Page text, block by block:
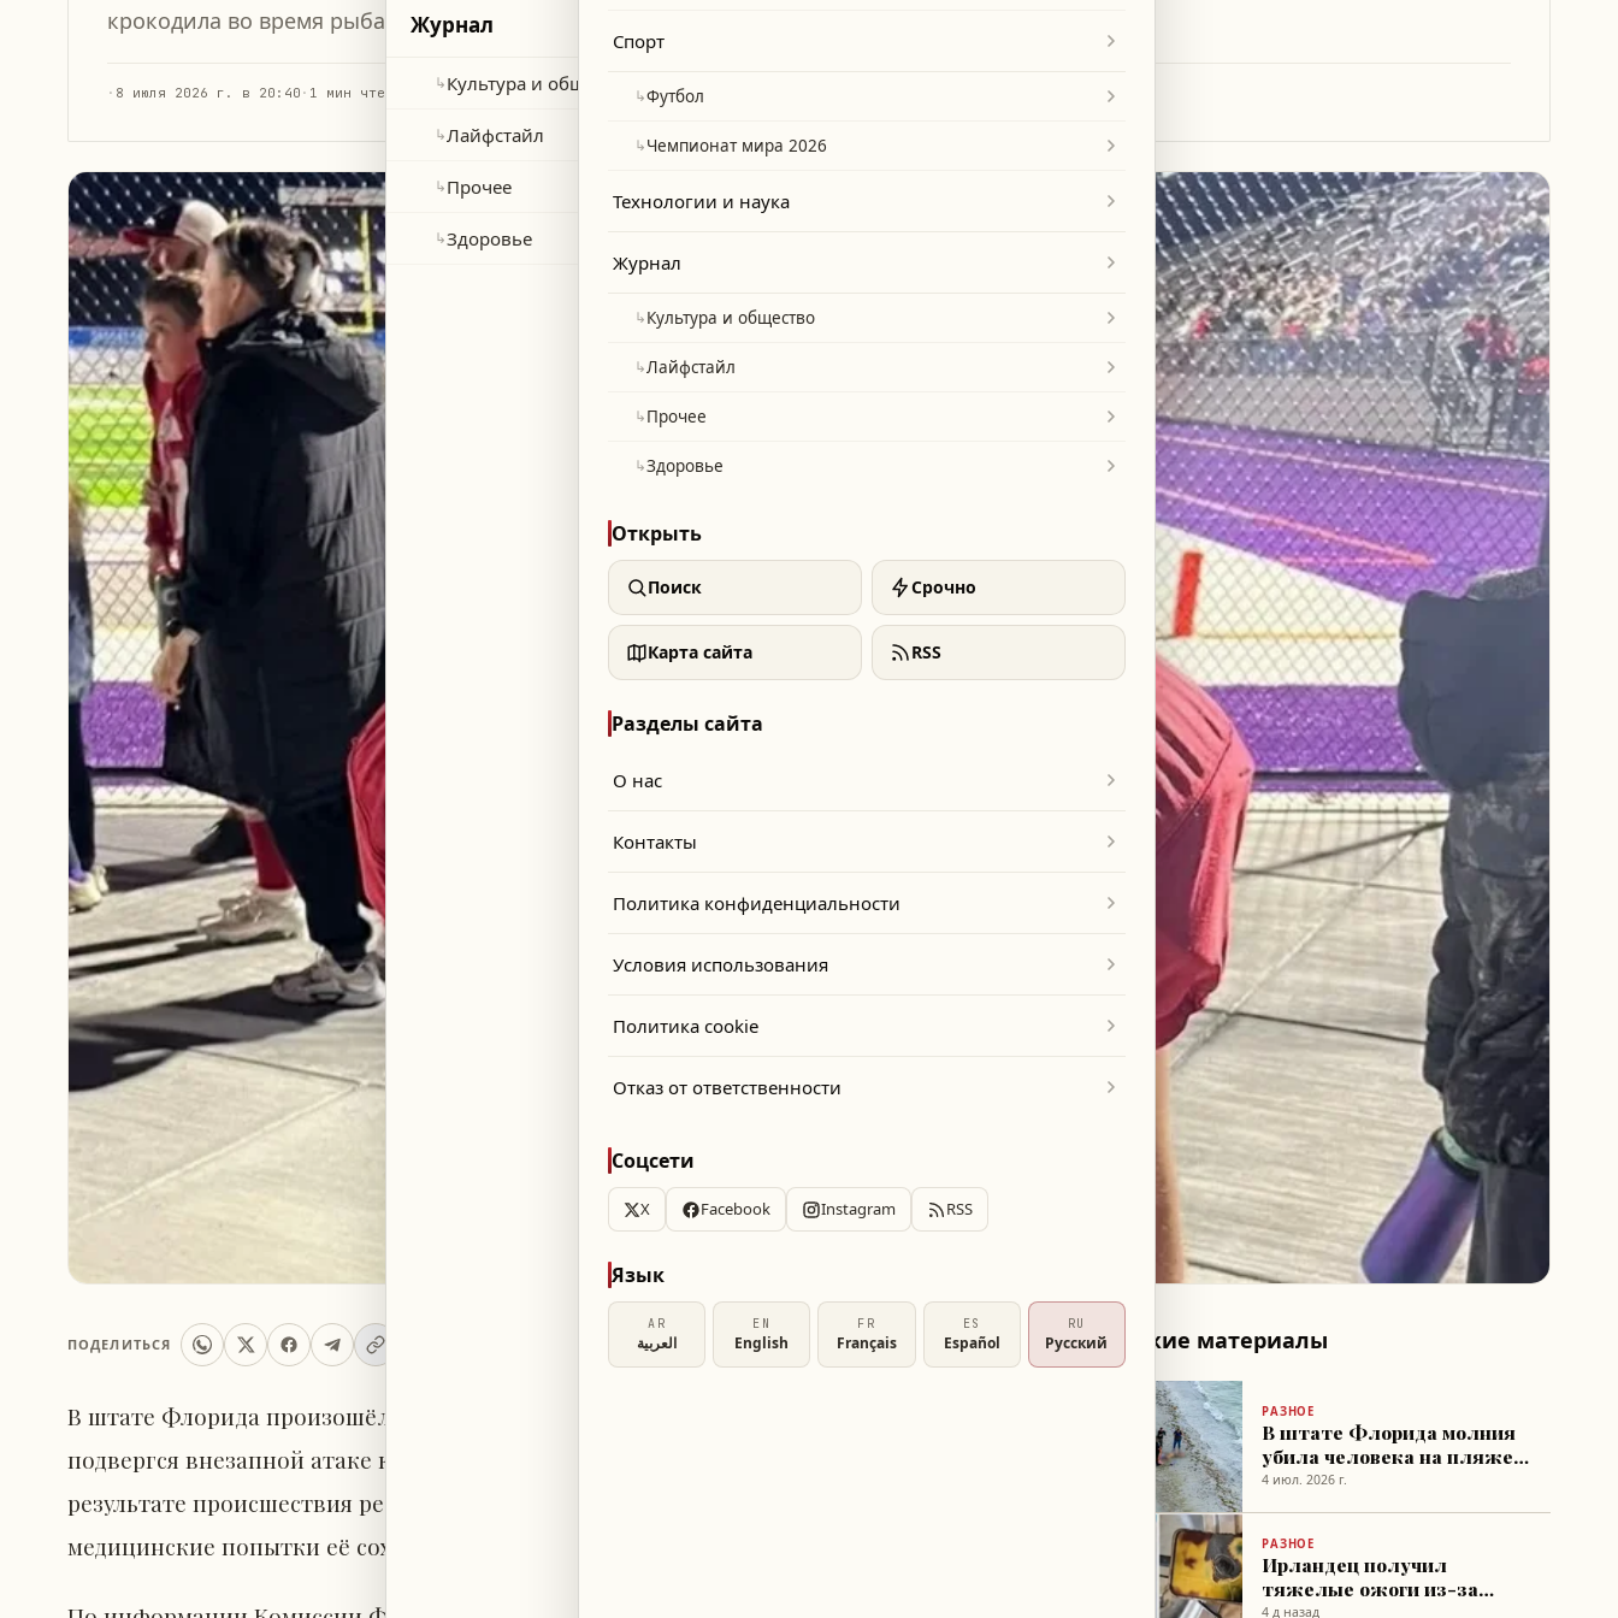
крокодила во время рыбалки с отцом.
· 8 июля 2026 г. в 20:40 · 1 мин чтения
ПОДЕЛИТЬСЯ
В штате Флорида произошёл инцидент с участием 11-летнего мальчика, который
подвергся внезапной атаке крокодила во время рыбалки вместе с отцом. В
результате происшествия ребёнок лишился правой руки, несмотря на интенсивные
медицинские попытки её сохранить.
Похожие материалы
РАЗНОЕ
В штате Флорида молния
убила человека на пляже,
трое пострадали
4 июл. 2026 г.
РАЗНОЕ
Ирландец получил
тяжелые ожоги из-за
возгорания телефона во
4 д назад
Журнал
↳Культура и общество
↳Лайфстайл
↳Прочее
↳Здоровье
Спорт
↳Футбол
↳Чемпионат мира 2026
Технологии и наука
Журнал
↳Культура и общество
↳Лайфстайл
↳Прочее
↳Здоровье
Открыть
Поиск Срочно
Карта сайта RSS
Разделы сайта
О нас
Контакты
Политика конфиденциальности
Условия использования
Политика cookie
Отказ от ответственности
Соцсети
X Facebook Instagram RSS
Язык
AR
العربية
EN
English
FR
Français
ES
Español
RU
Русский